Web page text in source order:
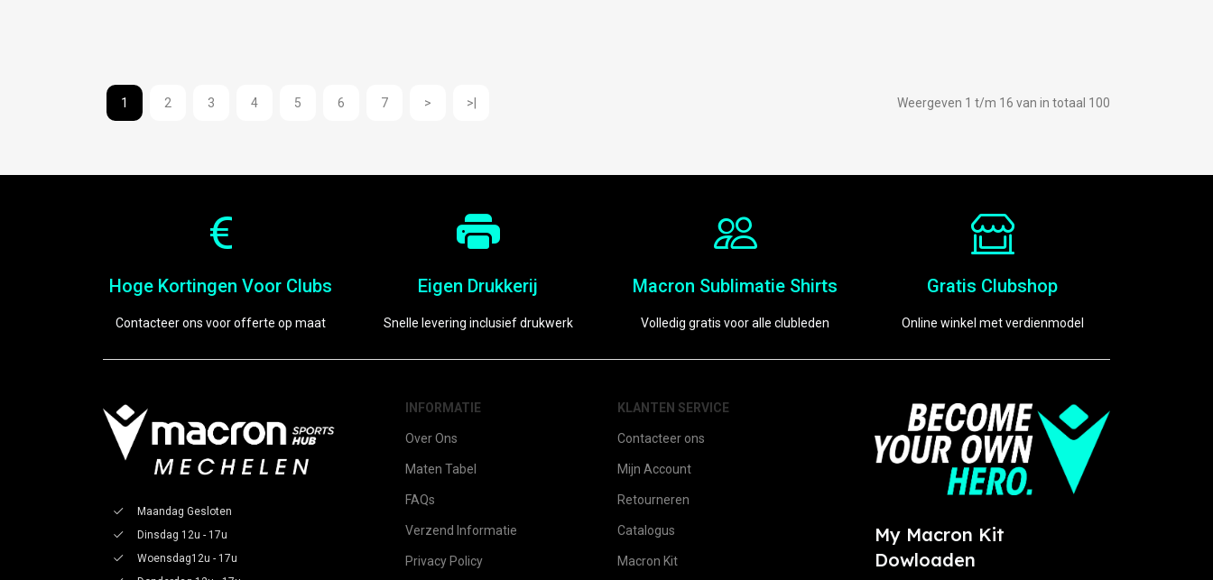
1 2 3 4 5 6 7 > >| Weergeven 1 t/m 16 van in totaal 100
Hoge Kortingen Voor Clubs
Contacteer ons voor offerte op maat
Eigen Drukkerij
Snelle levering inclusief drukwerk
Macron Sublimatie Shirts
Volledig gratis voor alle clubleden
Gratis Clubshop
Online winkel met verdienmodel
Maandag Gesloten
Dinsdag 12u - 17u
Woensdag12u - 17u
INFORMATIE
Over Ons
Maten Tabel
FAQs
Verzend Informatie
Privacy Policy
KLANTEN SERVICE
Contacteer ons
Mijn Account
Retourneren
Catalogus
Macron Kit
My Macron Kit
Dowloaden